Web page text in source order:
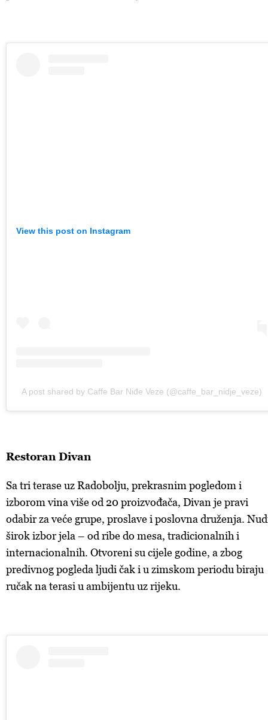
View this post on Instagram
A post shared by Caffe Bar Niđe Veze (@caffe_bar_nidje_veze)
Restoran Divan
Sa tri terase uz Radobolju, prekrasnim pogledom i
izborom vina više od 20 proizvođača, Divan je pravi
odabir za veće grupe, proslave i poslovna druženja.
širok izbor jela – od ribe do mesa, tradicionalnih i
internacionalnih. Otvoreni su cijele godine, a zbog
predivnog pogleda ljudi čak i u zimskom periodu biraju
ručak na terasi u ambijentu uz rijeku.